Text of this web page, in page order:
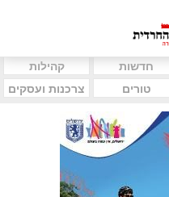
חדשות
קהילות
טורים צרכנות ועסקים